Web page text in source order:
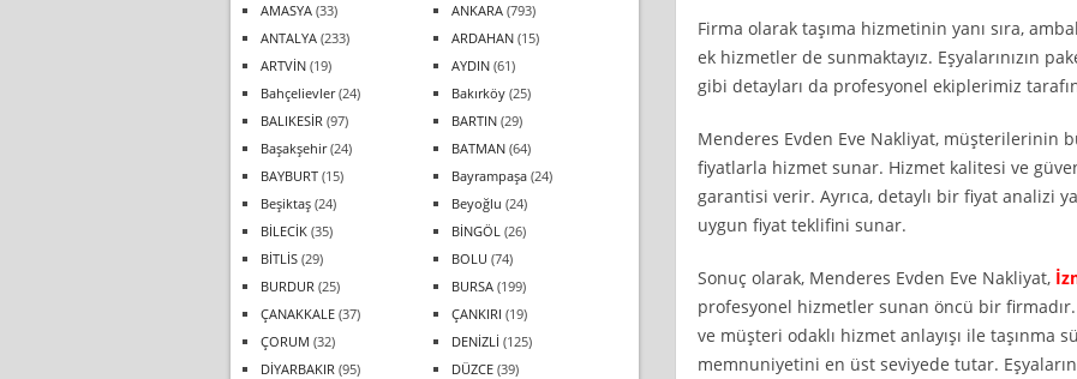
Firma olarak taşıma hizmetinin yanı sıra,
ek hizmetler de sunmaktayız. Eşyalarınızın
gibi detayları da profesyonel ekiplerimiz
Menderes Evden Eve Nakliyat, müşterilerinin
fiyatlarla hizmet sunar. Hizmet kalitesi ve
garantisi verir. Ayrıca, detaylı bir fiyat analizi
uygun fiyat teklifini sunar.
Sonuç olarak, Menderes Evden Eve Nakliyat,
profesyonel hizmetler sunan öncü bir
ve müşteri odaklı hizmet anlayışı ile taşınma
memnuniyetini en üst seviyede tutar.
AMASYA (33) ANKARA (793)
ANTALYA (233) ARDAHAN (15)
ARTVİN (19) AYDIN (61)
Bahçelievler(24) Bakırköy (25)
BALIKESİR (97) BARTIN (29)
Başakşehir(24) BATMAN (64)
BAYBURT (15) Bayrampaşa (24)
Beşiktaş (24) Beyoğlu (24)
BİLECİK (35) BİNGÖL (26)
BİTLİS (29) BOLU (74)
BURDUR (25) BURSA (199)
ÇANAKKALE (37) ÇANKIRI (19)
ÇORUM (32) DENİZLİ (125)
DİYARBAKIR (95) DÜZCE (39)